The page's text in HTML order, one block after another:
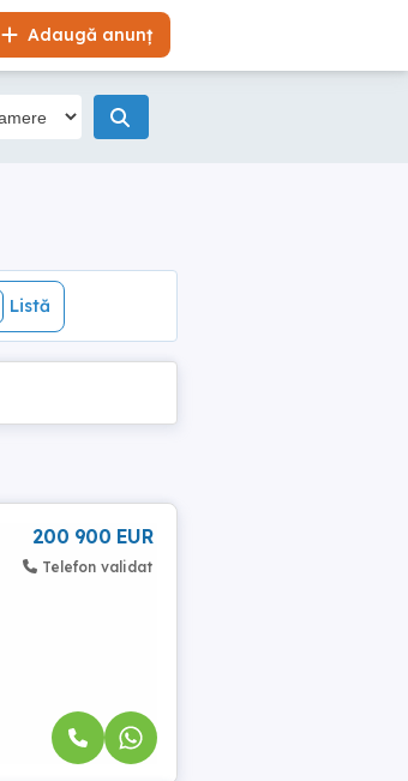
Adaugă anunț
Listă
Listă
200 900 EUR
Telefon validat